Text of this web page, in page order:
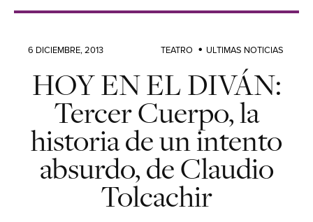
6 DICIEMBRE, 2013 TEATRO ULTIMAS NOTICIAS
HOY EN EL DIVÁN:
Tercer Cuerpo, la
historia de un intento
absurdo, de Claudio
Tolcachir